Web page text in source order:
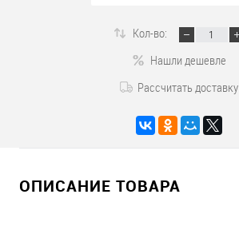
Кол-во:
Нашли дешевле
Рассчитать доставку
ОПИСАНИЕ ТОВАРА